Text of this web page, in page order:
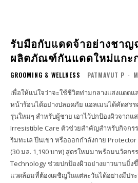
รับมือกับแดดจ้าอย่างชาญ
ผลิตภัณฑ์กันแดดใหม่แกะ
GROOMING & WELLNESS PATMAVUT P -
เพื่อให้แน่ใจว่าจะใช้ชีวิตท่ามกลางแสงแดด
หน้าร้อนได้อย่างปลอดภัย แอลเมนได้คัดสร
รุ่นใหม่ๆ สำหรับผู้ชาย เอาไว้ปกป้องผิวจาก
Irresistible Care ตัวช่วยสำคัญสำหรับกิจกรรมกลางแจ้ง ไม่ว่าจะพักผ่อน
ริมทะเล ปีนเขา หรือออกกำลังกาย Protector
(30 มล. 1,190 บาท) สูตรใหม่มาพร้อมนวัตกร
Technology ช่วยปกป้องผิวอย่างยาวนานยิ่
แวดล้อมที่ต้องเผชิญในแต่ละวันได้อย่างมีปร